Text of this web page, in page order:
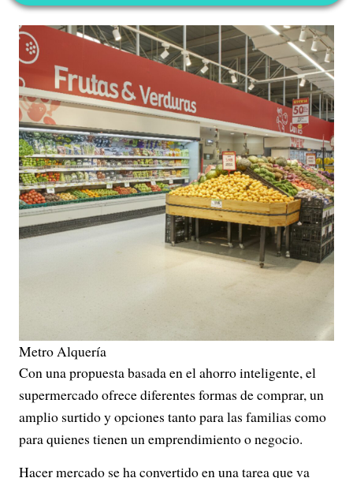
Metro Alquería
Con una propuesta basada en el ahorro inteligente, el
supermercado ofrece diferentes formas de comprar, un
amplio surtido y opciones tanto para las familias como
para quienes tienen un emprendimiento o negocio.
Hacer mercado se ha convertido en una tarea que va